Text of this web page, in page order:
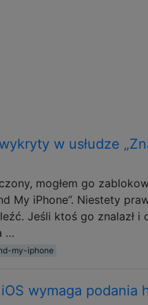
w usłudze
mogłem go
My iPhone”. Niestety
Jeśli ktoś go znalazł i
…
my-iphone
wymaga podania